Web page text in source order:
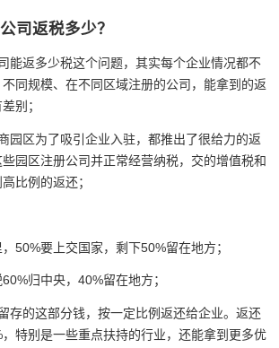
司返税多少？
能返多少税这个问题，其实每个企业情况都不
同规模、在不同区域注册的公司，能拿到的返
别；
园区为了吸引企业入驻，都推出了很给力的返
园区注册公司并正常经营纳税，交的增值税和
比例的返还；
50%要上交国家，剩下50%留在地方；
归中央，40%留在地方；
存的这部分钱，按一定比例返还给企业。返还
特别是一些重点扶持的行业，还能拿到更多优